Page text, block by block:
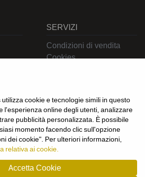
SERVIZI
Condizioni di vendita
Cookies
UTENTE
Login
Registrati
cookie e tecnologie simili in questo
l'esperienza online degli utenti, analizzare
pubblicità personalizzata. È possibile
momento facendo clic sull'opzione
dei cookie". Per ulteriori informazioni,
relativa ai cookie.
Accetta Cookie